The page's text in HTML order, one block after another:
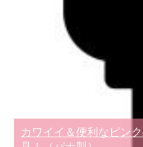
カワイイ＆便利なピン